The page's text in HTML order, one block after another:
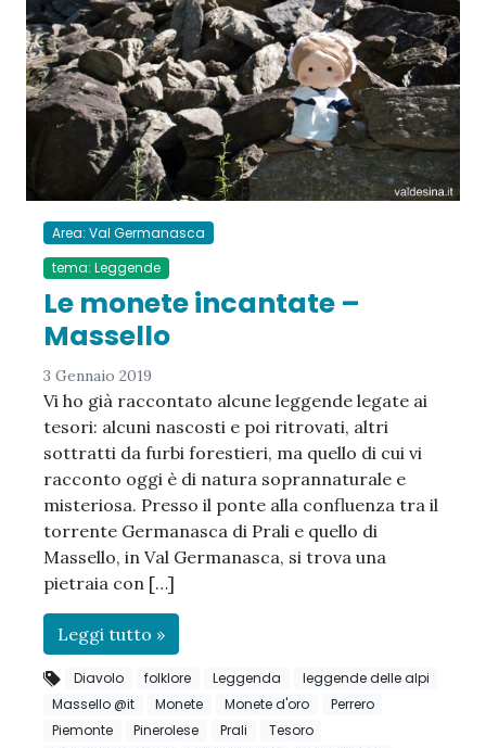
Area: Val Germanasca
tema: Leggende
Le monete incantate –
Massello
3 Gennaio 2019
Vi ho già raccontato alcune leggende legate ai
tesori: alcuni nascosti e poi ritrovati, altri
sottratti da furbi forestieri, ma quello di cui vi
racconto oggi è di natura soprannaturale e
misteriosa. Presso il ponte alla confluenza tra il
torrente Germanasca di Prali e quello di
Massello, in Val Germanasca, si trova una
pietraia con […]
Leggi tutto »
Diavolo folklore Leggenda
leggende delle alpi
Massello @it
Monete Monete d'oro
Perrero
Piemonte
Pinerolese Prali
Tesoro